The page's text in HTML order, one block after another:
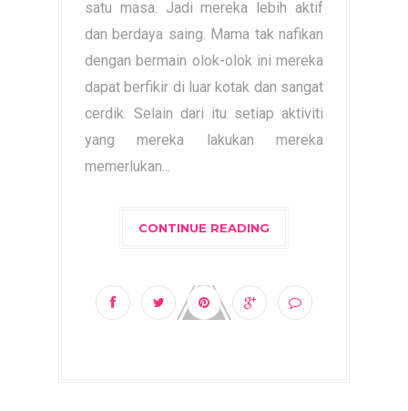
satu masa. Jadi mereka lebih aktif
dan berdaya saing. Mama tak nafikan
dengan bermain olok-olok ini mereka
dapat berfikir di luar kotak dan sangat
cerdik. Selain dari itu setiap aktiviti
yang mereka lakukan mereka
memerlukan...
CONTINUE READING